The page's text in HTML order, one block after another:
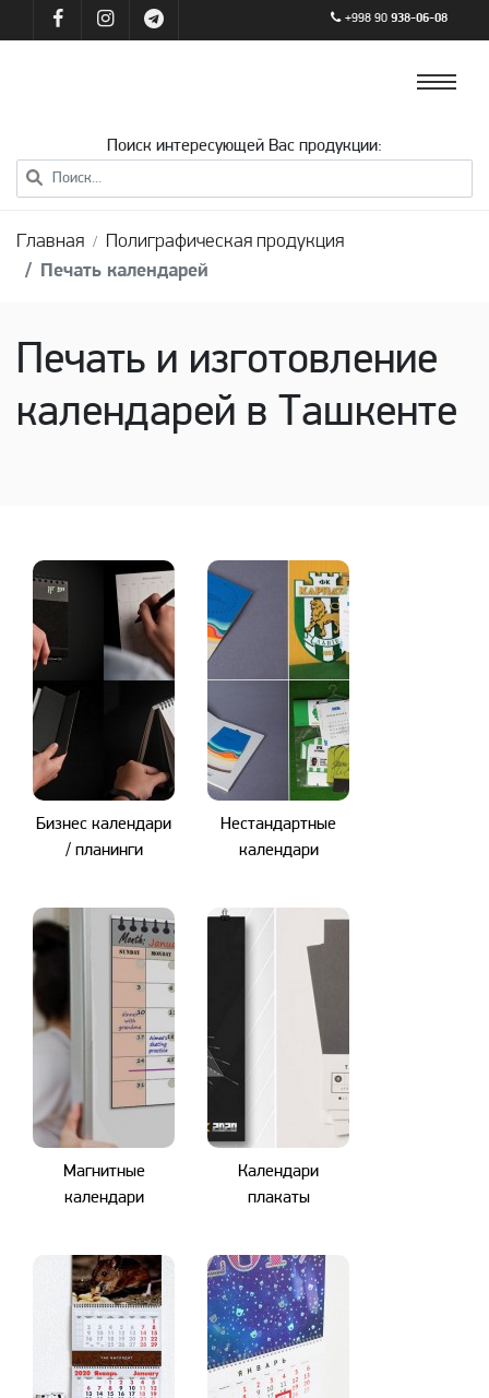
+998 90 938-06-08
Поиск интересующей Вас продукции:
Главная
Полиграфическая продукция
Печать календарей
Печать и изготовление
календарей в Ташкенте
Бизнес календари
/ планинги
Нестандартные
календари
Магнитные
календари
Календари
плакаты